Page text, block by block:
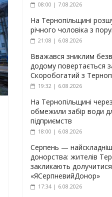
08:00 | 7.08.2026
На Тернопільщині
річного чоловіка з
21:08 | 6.08.2026
Вважався зниклим
додому повертається
Скоробогатий з
19:32 | 6.08.2026
На Тернопільщині
обмежили забір води
підприємств
18:00 | 6.08.2026
Серпень —
донорства: жителів
закликають
«ЯСерпневийДонор»
17:34 | 6.08.2026